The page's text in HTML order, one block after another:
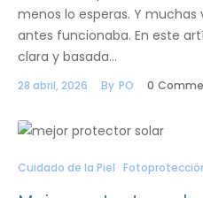
menos lo esperas. Y
antes funcionaba. En este
clara y basada…
28 abril, 2026 By PO 0
Cuidado de la Piel